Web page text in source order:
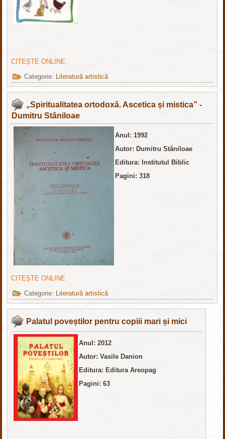
CITEȘTE ONLINE
Categorie:
Literatură artistică
„Spiritualitatea ortodoxă. Ascetica și mistica” -
Dumitru Stăniloae
Anul: 1992
Autor: Dumitru Stăniloae
Editura: Institutul Biblic
Pagini: 318
CITEȘTE ONLINE
Categorie:
Literatură artistică
Palatul poveștilor pentru copiii mari și mici
Anul: 2012
Autor: Vasile Danion
Editura: Editura Areopag
Pagini: 63